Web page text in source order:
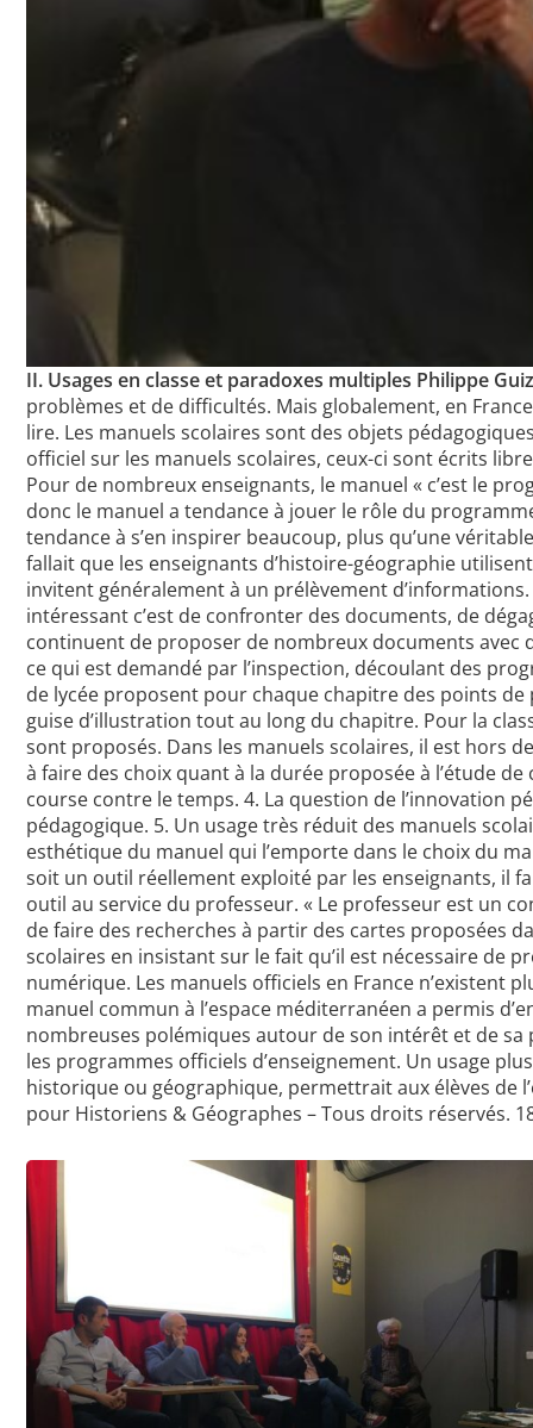
II. Usages en classe et paradoxes multiples Philippe
problèmes et de difficultés. Mais globalement, en
lire. Les manuels scolaires sont des objets
officiel sur les manuels scolaires, ceux-ci sont écrits
Pour de nombreux enseignants, le manuel « c’est le
donc le manuel a tendance à jouer le rôle du
tendance à s’en inspirer beaucoup, plus qu’une
fallait que les enseignants d’histoire-géographie
invitent généralement à un prélèvement
intéressant c’est de confronter des documents, de
continuent de proposer de nombreux documents avec
ce qui est demandé par l’inspection, découlant des
de lycée proposent pour chaque chapitre des points
guise d’illustration tout au long du chapitre. Pour la
sont proposés. Dans les manuels scolaires, il est hors
à faire des choix quant à la durée proposée à l’étude
course contre le temps. 4. La question de l’innovation
pédagogique. 5. Un usage très réduit des manuels
esthétique du manuel qui l’emporte dans le choix du
soit un outil réellement exploité par les enseignants, il
outil au service du professeur. « Le professeur est un
de faire des recherches à partir des cartes proposées
scolaires en insistant sur le fait qu’il est nécessaire de
numérique. Les manuels officiels en France n’existent
manuel commun à l’espace méditerranéen a permis
nombreuses polémiques autour de son intérêt et de sa
les programmes officiels d’enseignement. Un usage
historique ou géographique, permettrait aux élèves de
pour Historiens & Géographes – Tous droits réservés.